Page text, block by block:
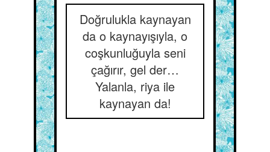
Doğrulukla kaynayan
da o kaynayışıyla, o
coşkunluğuyla seni
çağırır, gel der…
Yalanla, riya ile
kaynayan da!